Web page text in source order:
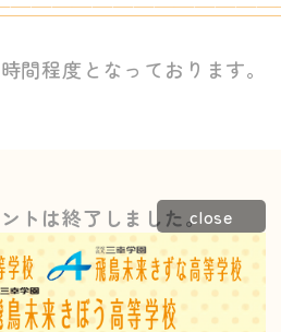
間程度となっております。
トは終了しました。
のイベントを開催しています。
のご案内も可能ですので
お問い合わせください！
close